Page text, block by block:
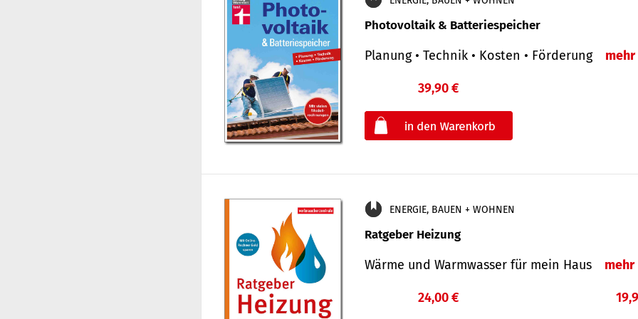
Photovoltaik & Batteriespeicher
Planung • Technik • Kosten • Förderung mehr
39,90 €
ENERGIE, BAUEN + WOHNEN
Ratgeber Heizung
Wärme und Warmwasser für mein Haus mehr
24,00 €